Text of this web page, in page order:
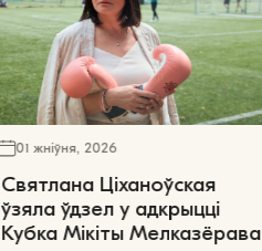
01 жніўня, 2026
Святлана Ціханоўская
ўзяла ўдзел у адкрыцці
Кубка Мікіты Мелказёрава